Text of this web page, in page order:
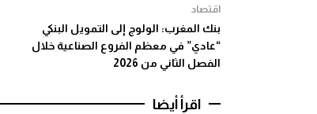
اقتصاد
بنك المغرب: الولوج إلى التمويل البنكي
“عادي” في معظم الفروع الصناعية خلال
الفصل الثاني من 2026
اقرأ أيضا